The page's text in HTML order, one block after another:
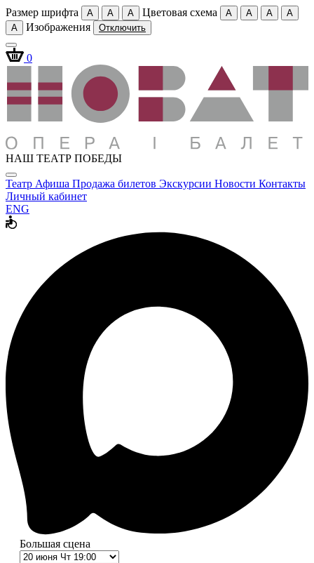
Размер шрифта A A A Цветовая схема A A A
A
A
Изображения Отключить
0
НАШ ТЕАТР ПОБЕДЫ
Театр Афиша Продажа билетов Экскурсии Новости Контакты
Личный кабинет
ENG
Большая сцена